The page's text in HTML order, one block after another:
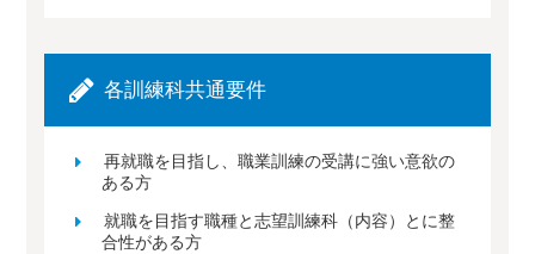
各訓練科共通要件
再就職を目指し、職業訓練の受講に強い意欲の
ある方
就職を目指す職種と志望訓練科（内容）とに整
合性がある方